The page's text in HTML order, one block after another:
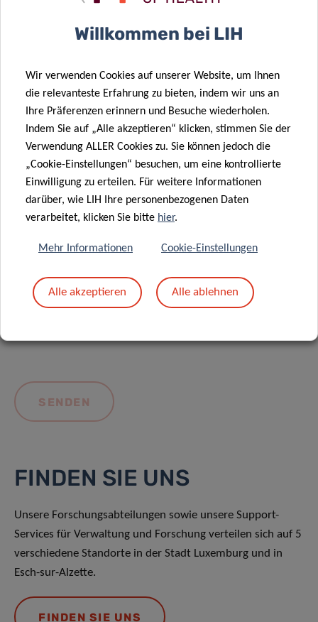
Nachricht
Mit dem Absenden Ihrer Nachricht erklären Sie
sich einverstanden mit
die LIH-
FINDEN SIE UNS
Unsere Forschungsabteilungen sowie unsere Support-
Services für Verwaltung und Forschung verteilen sich auf 5
verschiedene Standorte in der Stadt Luxemburg und in
Esch-sur-Alzette.
FINDEN SIE UNS
Willkommen bei LIH
Wir verwenden Cookies auf unserer Website, um Ihnen
die relevanteste Erfahrung zu bieten, indem wir uns an
Ihre Präferenzen erinnern und Besuche wiederholen.
Indem Sie auf „Alle akzeptieren“ klicken, stimmen Sie der
Verwendung ALLER Cookies zu. Sie können jedoch die
„Cookie-Einstellungen“ besuchen, um eine kontrollierte
Einwilligung zu erteilen. Für weitere Informationen
darüber, wie LIH Ihre personenbezogenen Daten
verarbeitet, klicken Sie bitte hier.
Mehr Informationen Cookie-Einstellungen
Alle akzeptieren Alle ablehnen